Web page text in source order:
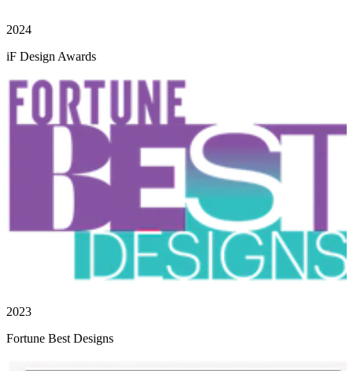
2024
iF Design Awards
2023
Fortune Best Designs